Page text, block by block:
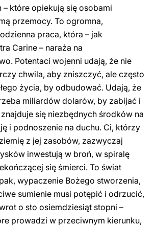
– które opiekują się osobami
przemocy. To ogromna,
praca, która – jak
Carine – naraża na
Potentaci wojenni udają, że nie
chwila, aby zniszczyć, ale często
życia, by odbudować. Udają, że
miliardów dolarów, by zabijać i
się niezbędnych środków na
i podnoszenie na duchu. Ci, którzy
z jej zasobów, zazwyczaj
inwestują w broń, w spiralę
się śmierci. To świat
wypaczenie Bożego stworzenia,
sumienie musi potępić i odrzucić,
o sto osiemdziesiąt stopni –
prowadzi w przeciwnym kierunku,